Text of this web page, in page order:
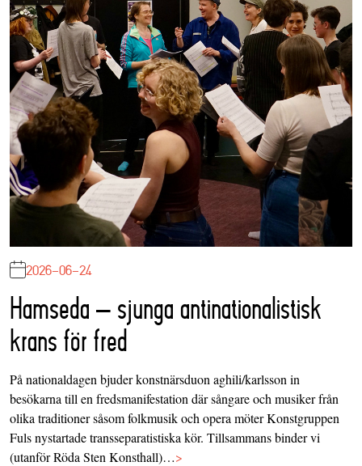
2026-06-24
Hamseda – sjunga antinationalistisk
krans för fred
På nationaldagen bjuder konstnärsduon aghili/karlsson in
besökarna till en fredsmanifestation där sångare och musiker från
olika traditioner såsom folkmusik och opera möter Konstgruppen
Fuls nystartade transseparatistiska kör. Tillsammans binder vi
(utanför Röda Sten Konsthall)…>